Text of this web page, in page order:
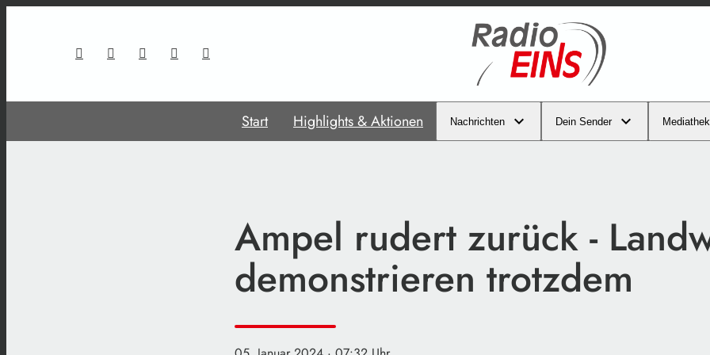
Start Highlights & Aktionen Nachrichten Dein Sender Mediathek
Ampel rudert zurück -
demonstrieren trotzdem